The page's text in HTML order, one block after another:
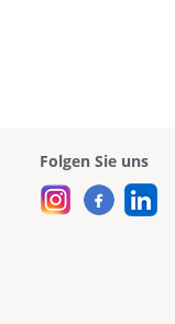
Folgen Sie uns